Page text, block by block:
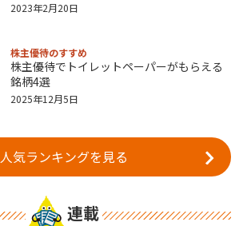
2023年2月20日
株主優待のすすめ
株主優待でトイレットペーパーがもらえる
銘柄4選
2025年12月5日
人気ランキングを見る
連載